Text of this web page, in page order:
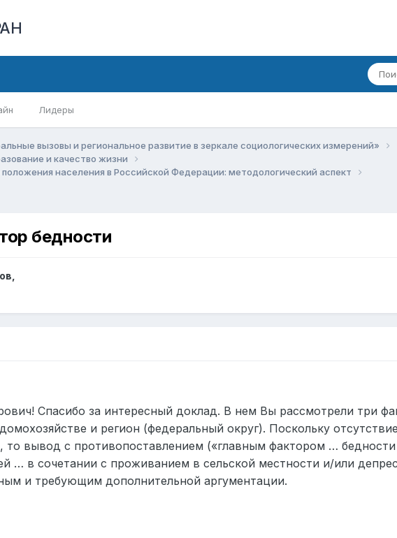
Лидеры
вызовы и региональное развитие в зеркале социологических измерений»
и качество жизни
населения в Российской Федерации: методологический аспект
бедности
Спасибо за интересный доклад. В нем Вы рассмотрели три
и регион (федеральный округ). Поскольку
то вывод с противопоставлением («главным фактором … бедности
… в сочетании с проживанием в сельской местности и/или
и требующим дополнительной аргументации.